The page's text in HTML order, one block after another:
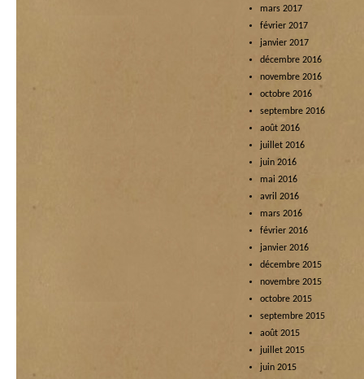
mars 2017
février 2017
janvier 2017
décembre 2016
novembre 2016
octobre 2016
septembre 2016
août 2016
juillet 2016
juin 2016
mai 2016
avril 2016
mars 2016
février 2016
janvier 2016
décembre 2015
novembre 2015
octobre 2015
septembre 2015
août 2015
juillet 2015
juin 2015